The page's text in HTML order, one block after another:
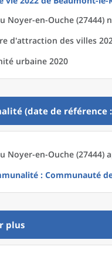
Noyer-en-Ouche (27444)
d'attraction des villes
urbaine 2020
(date de référence
Noyer-en-Ouche (27444)
: Communauté
plus